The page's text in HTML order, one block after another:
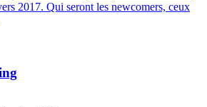
2017. Qui seront les newcomers, ceux